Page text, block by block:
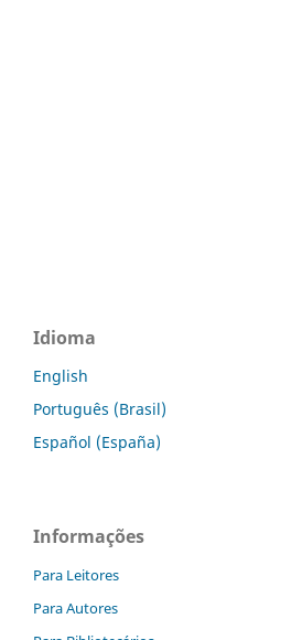
Idioma
English
Português (Brasil)
Español (España)
Informações
Para Leitores
Para Autores